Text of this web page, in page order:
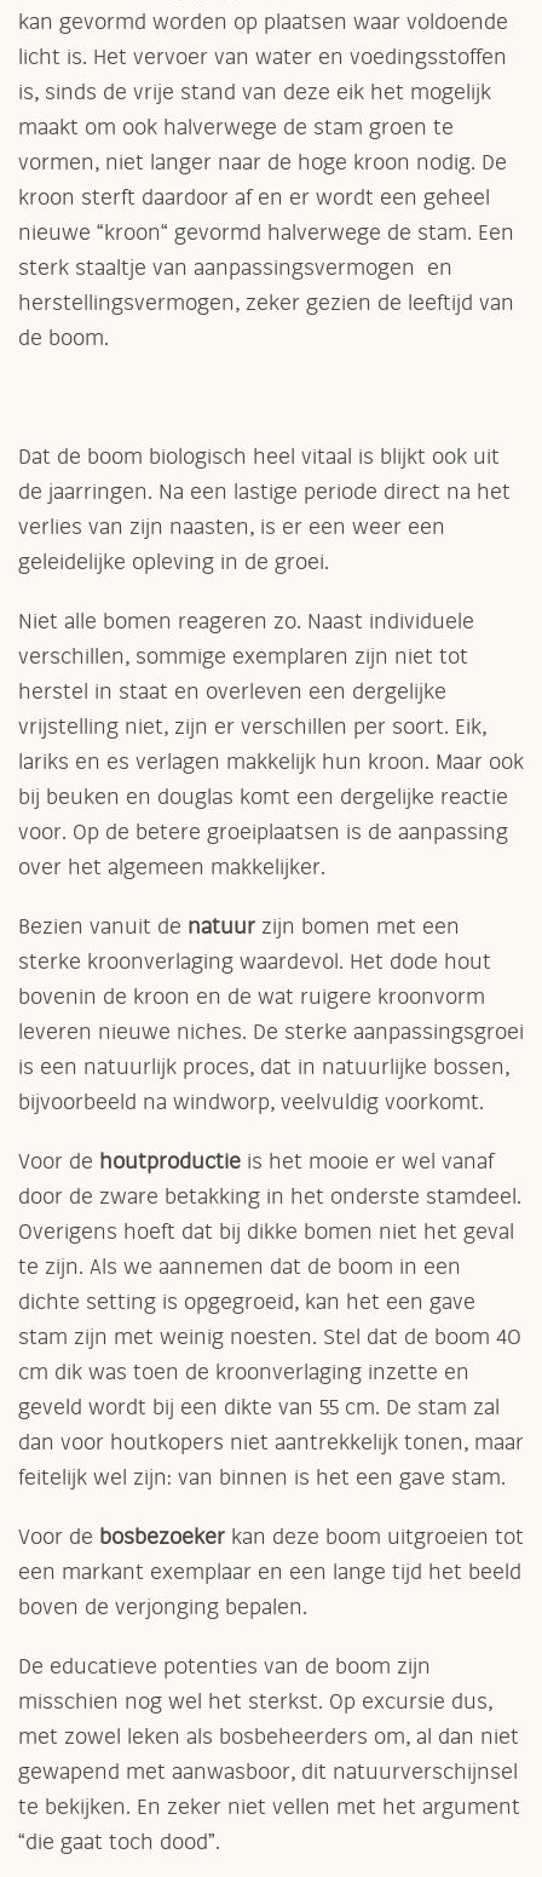
kan gevormd worden op plaatsen waar voldoende
licht is. Het vervoer van water en voedingsstoffen
is, sinds de vrije stand van deze eik het mogelijk
maakt om ook halverwege de stam groen te
vormen, niet langer naar de hoge kroon nodig. De
kroon sterft daardoor af en er wordt een geheel
nieuwe “kroon“ gevormd halverwege de stam. Een
sterk staaltje van aanpassingsvermogen en
herstellingsvermogen, zeker gezien de leeftijd van
de boom.
Dat de boom biologisch heel vitaal is blijkt ook uit
de jaarringen. Na een lastige periode direct na het
verlies van zijn naasten, is er een weer een
geleidelijke opleving in de groei.
Niet alle bomen reageren zo. Naast individuele
verschillen, sommige exemplaren zijn niet tot
herstel in staat en overleven een dergelijke
vrijstelling niet, zijn er verschillen per soort. Eik,
lariks en es verlagen makkelijk hun kroon. Maar ook
bij beuken en douglas komt een dergelijke reactie
voor. Op de betere groeiplaatsen is de aanpassing
over het algemeen makkelijker.
Bezien vanuit de natuur zijn bomen met een
sterke kroonverlaging waardevol. Het dode hout
bovenin de kroon en de wat ruigere kroonvorm
leveren nieuwe niches. De sterke aanpassingsgroei
is een natuurlijk proces, dat in natuurlijke bossen,
bijvoorbeeld na windworp, veelvuldig voorkomt.
Voor de houtproductie is het mooie er wel vanaf
door de zware betakking in het onderste stamdeel.
Overigens hoeft dat bij dikke bomen niet het geval
te zijn. Als we aannemen dat de boom in een
dichte setting is opgegroeid, kan het een gave
stam zijn met weinig noesten. Stel dat de boom 40
cm dik was toen de kroonverlaging inzette en
geveld wordt bij een dikte van 55 cm. De stam zal
dan voor houtkopers niet aantrekkelijk tonen, maar
feitelijk wel zijn: van binnen is het een gave stam.
Voor de bosbezoeker kan deze boom uitgroeien tot
een markant exemplaar en een lange tijd het beeld
boven de verjonging bepalen.
De educatieve potenties van de boom zijn
misschien nog wel het sterkst. Op excursie dus,
met zowel leken als bosbeheerders om, al dan niet
gewapend met aanwasboor, dit natuurverschijnsel
te bekijken. En zeker niet vellen met het argument
“die gaat toch dood”.